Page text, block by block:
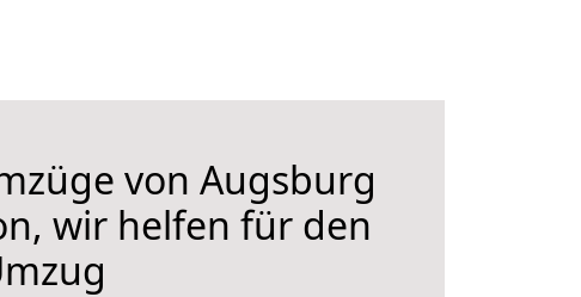
von Augsburg
wir helfen für den